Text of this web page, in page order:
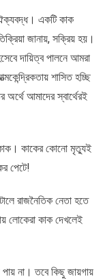
একটি কাক
জানায়, সক্রিয় হয়।
দায়িত্ব পালনে আমরা
শাসিত হচ্ছি
অর্থে আমাদের স্বার্থেরই
কাকের কোনো মৃত্যুই
পেটে!
রাজনৈতিক নেতা হতে
লোকেরা কাক দেখলেই
না। তবে কিছু জায়গায়